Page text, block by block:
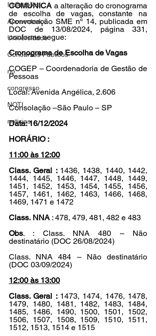
Indicações
Aposentados
Universidade
Concursos Públicos
no
congresso
NOTI
noticias
COMUNICA a alteração do cronograma
de escolha de vagas, constante na
Convocação SME nº 14, publicada em
DOC de 13/08/2024, página 331,
conforme segue:
Cronograma de Escolha de Vagas
COGEP – Coordenadoria de Gestão de
Pessoas
Local: Avenida Angélica, 2.606
Consolação –São Paulo – SP
Data: 16/12/2024
HORÁRIO :
11:00 às 12:00
Class. Geral : 1436, 1438, 1440, 1442,
1444, 1445, 1446, 1447, 1448, 1449,
1451, 1452, 1453, 1454, 1455, 1456,
1457, 1461, 1462, 1463, 1466, 1468,
1469, 1471 e 1472
Class. NNA : 478, 479, 481, 482 e 483
Obs. : Class. NNA 480 – Não
destinatário (DOC 26/08/2024)
Class. NNA 484 – Não destinatário
(DOC 03/09/2024)
12:00 às 13:00
Class. Geral : 1473, 1474, 1476, 1478,
1479, 1480, 1481, 1482, 1483, 1484,
1485, 1486, 1490, 1500, 1501, 1502,
1506, 1507, 1508, 1509, 1510, 1511,
1512, 1513, 1514 e 1515